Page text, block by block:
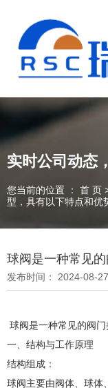
13925235098
实时公司动态
您当前的位置 ： 首 页
型，具有以下特点和优
球阀是一种常见
发布时间： 2024-08-27
球阀是一种常见的阀
一、结构与工作原理
结构组成：
球阀主要由阀体、球体